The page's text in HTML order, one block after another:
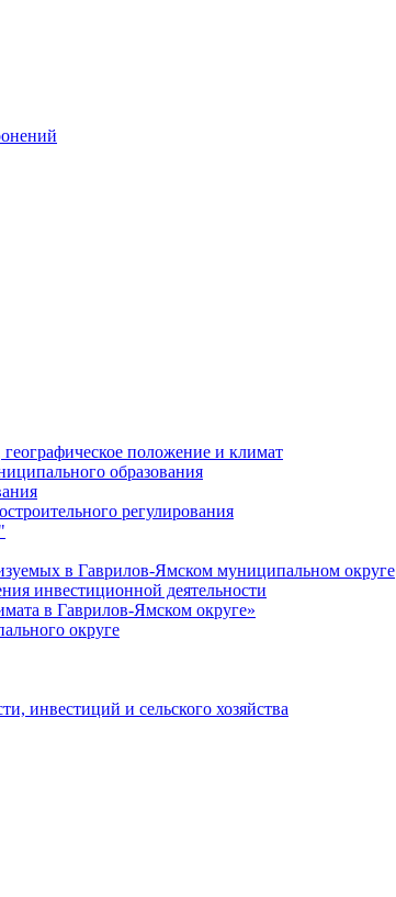
положение и климат
образования
регулирования
в Гаврилов-Ямском муниципальном округе
инвестиционной деятельности
в Гаврилов-Ямском округе»
округе
инвестиций и сельского хозяйства